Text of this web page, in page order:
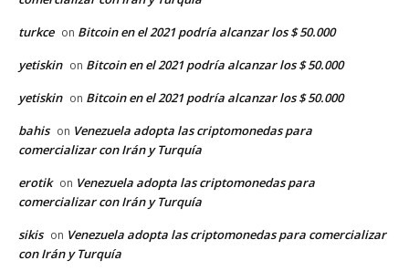
turkce on Bitcoin en el 2021 podría alcanzar los $ 50.000
yetiskin on Bitcoin en el 2021 podría alcanzar los $ 50.000
yetiskin on Bitcoin en el 2021 podría alcanzar los $ 50.000
bahis on Venezuela adopta las criptomonedas para
comercializar con Irán y Turquía
erotik on Venezuela adopta las criptomonedas para
comercializar con Irán y Turquía
sikis on Venezuela adopta las criptomonedas para comercializar
con Irán y Turquía